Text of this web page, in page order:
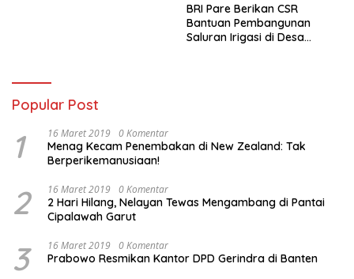
BRI Pare Berikan CSR
Bantuan Pembangunan
Saluran Irigasi di Desa
Popular Post
1 16 Maret 2019 0 Komentar
Menag Kecam Penembakan di New Zealand: Tak
Berperikemanusiaan!
2 16 Maret 2019 0 Komentar
2 Hari Hilang, Nelayan Tewas Mengambang di Pantai
Cipalawah Garut
3 16 Maret 2019 0 Komentar
Prabowo Resmikan Kantor DPD Gerindra di Banten